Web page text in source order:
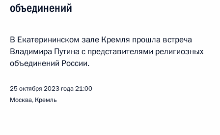
объединений
В Екатерининском зале Кремля прошла встреча
Владимира Путина с представителями религиозных
объединений России.
25 октября 2023 года21:00
Москва, Кремль